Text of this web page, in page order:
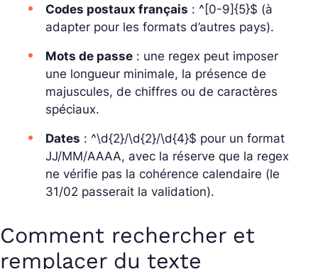
Codes postaux français : ^[0-9]{5}$ (à
adapter pour les formats d’autres pays).
Mots de passe : une regex peut imposer
une longueur minimale, la présence de
majuscules, de chiffres ou de caractères
spéciaux.
Dates : ^\d{2}/\d{2}/\d{4}$ pour un format
JJ/MM/AAAA, avec la réserve que la regex
ne vérifie pas la cohérence calendaire (le
31/02 passerait la validation).
Comment rechercher et
remplacer du texte